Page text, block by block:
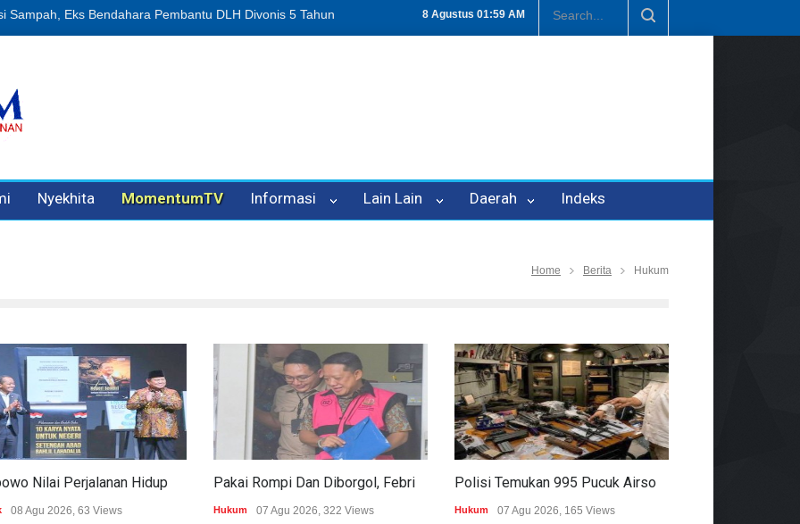
8 Agustus 01:59 AM
Oleh Oknum Kadis, Kuasa Hukum Pelapor Desak Polisi Tetapkan P-21 Tembus Rp1,6 Triliun, Nilai Investasi di Lamteng Tertinggi di
Nyekhita MomentumTV Informasi Lain Lain Daerah Indeks
Home Berita Hukum
08 Agu 2026, 63 Views Hukum 07 Agu 2026, 322 Views Hukum 07 Agu 2026, 165 Views